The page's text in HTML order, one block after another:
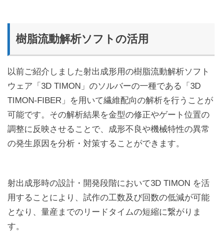
樹脂流動解析ソフトの活用
以前ご紹介しました射出成形用の樹脂流動解析ソフト
ウェア「3D TIMON」のソルバーの一種である「3D
TIMON-FIBER」を用いて繊維配向の解析を行うことが
可能です。その解析結果を金型の修正やゲート位置の
調整に反映させることで、成形不良や機械特性の異常
の発生原因を分析・対策することができます。
射出成形時の設計・開発段階において3D TIMON を活
用することにより、試作の工数及び回数の低減が可能
となり、量産までのリードタイムの短縮に繋がりま
す。